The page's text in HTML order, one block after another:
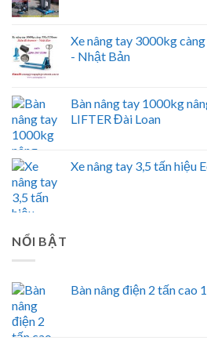
Xe nâng tay 3000kg
- Nhật Bản
Bàn nâng tay 1000kg
LIFTER Đài Loan
Xe nâng tay 3,5 tấn hiệu
NỔI BẬT
Bàn nâng điện 2 tấn